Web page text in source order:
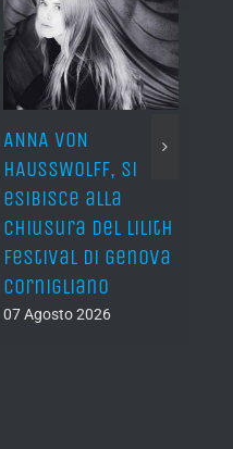
ANNA VON
HAUSSWOLFF, si
esibisce alla
chiusura del Lilith
Festival di Genova
Cornigliano
07 Agosto 2026